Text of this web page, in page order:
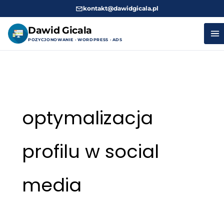
kontakt@dawidgicala.pl
Dawid Gicala
POZYCJONOWANIE · WORDPRESS · ADS
optymalizacja
profilu w social
media